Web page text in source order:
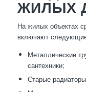
ЖИЛЫХ
На жилых объектах
включают
Металлические
сантехники;
Старые